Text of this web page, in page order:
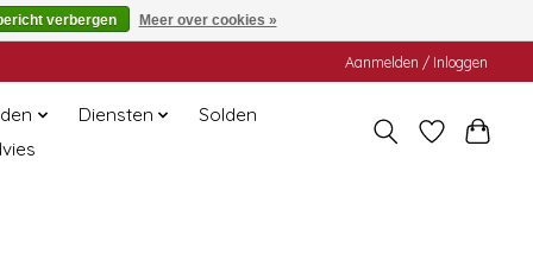
Aanmelden / Inloggen
Diensten
Solden
verbergen Meer over cookies »